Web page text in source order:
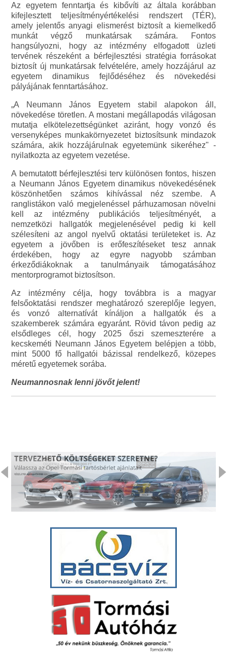
Az egyetem fenntartja és kibővíti az általa korábban
kifejlesztett teljesítményértékelési rendszert (TÉR),
amely jelentős anyagi elismerést biztosít a kiemelkedő
munkát végző munkatársak számára. Fontos
hangsúlyozni, hogy az intézmény elfogadott üzleti
tervének részeként a bérfejlesztési stratégia forrásokat
biztosít új munkatársak felvételére, amely hozzájárul az
egyetem dinamikus fejlődéséhez és növekedési
pályájának fenntartásához.
„A Neumann János Egyetem stabil alapokon áll,
növekedése töretlen. A mostani megállapodás világosan
mutatja elkötelezettségünket aziránt, hogy vonzó és
versenyképes munkakörnyezetet biztosítsunk mindazok
számára, akik hozzájárulnak egyetemünk sikeréhez" -
nyilatkozta az egyetem vezetése.
A bemutatott bérfejlesztési terv különösen fontos, hiszen
a Neumann János Egyetem dinamikus növekedésének
köszönhetően számos kihívással néz szembe. A
ranglistákon való megjelenéssel párhuzamosan növelni
kell az intézmény publikációs teljesítményét, a
nemzetközi hallgatók megjelenésével pedig ki kell
szélesíteni az angol nyelvű oktatási területeket is. Az
egyetem a jövőben is erőfeszítéseket tesz annak
érdekében, hogy az egyre nagyobb számban
érkeződiákoknak a tanulmányaik támogatásához
mentorprogramot biztosítson.
Az intézmény célja, hogy továbbra is a magyar
felsőoktatási rendszer meghatározó szereplője legyen,
és vonzó alternatívát kínáljon a hallgatók és a
szakemberek számára egyaránt. Rövid távon pedig az
elsődleges cél, hogy 2025 őszi szemeszterére a
kecskeméti Neumann János Egyetem belépjen a több,
mint 5000 fő hallgatói bázissal rendelkező, közepes
méretű egyetemek sorába.
Neumannosnak lenni jövőt jelent!